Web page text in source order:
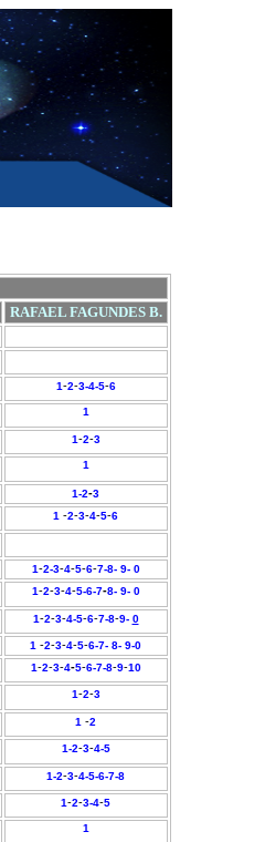
RAFAEL FAGUNDES B.
1-2-3-4-5-6
1
1-2-3
1
1-2-3
1 -2-3-4-5-6
1-2-3-4-5-6-7-8- 9- 0
1-2-3-4-5-6-7-8- 9- 0
1-2-3-4-5-6-7-8-9- 0
1 -2-3-4-5-6-7- 8- 9-0
1-2-3-4-5-6-7-8-9-10
1-2-3
1 -2
1-2-3-4-5
1-2-3-4-5-6-7-8
1-2-3-4-5
1